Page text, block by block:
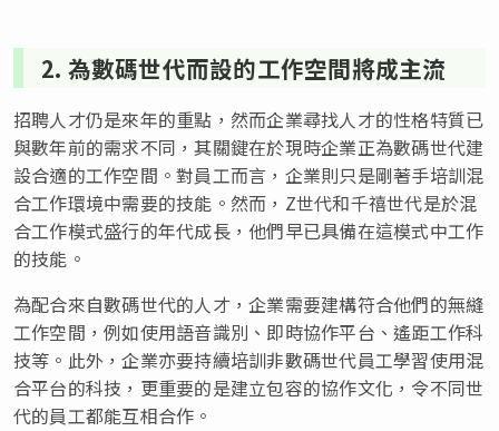
2. 為數碼世代而設的工作空間將成主流
招聘人才仍是來年的重點，然而企業尋找人才的性格特質已
與數年前的需求不同，其關鍵在於現時企業正為數碼世代建
設合適的工作空間。對員工而言，企業則只是剛著手培訓混
合工作環境中需要的技能。然而，Z世代和千禧世代是於混
合工作模式盛行的年代成長，他們早已具備在這模式中工作
的技能。
為配合來自數碼世代的人才，企業需要建構符合他們的無縫
工作空間，例如使用語音識別、即時協作平台、遙距工作科
技等。此外，企業亦要持續培訓非數碼世代員工學習使用混
合平台的科技，更重要的是建立包容的協作文化，令不同世
代的員工都能互相合作。